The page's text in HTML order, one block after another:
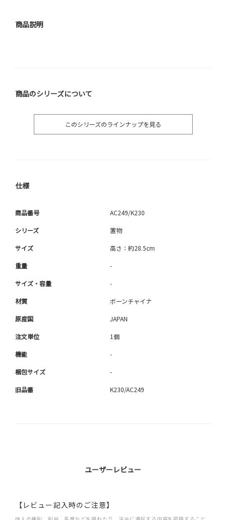
商品説明
商品のシリーズについて
このシリーズのラインナップを見る
仕様
商品番号 AC249/K230
シリーズ 置物
サイズ 高さ：約28.5cm
重量 -
サイズ・容量 -
材質 ボーンチャイナ
原産国 JAPAN
注文単位 1個
機能 -
梱包サイズ -
旧品番 K230/AC249
ユーザーレビュー
【レビュー記入時のご注意】